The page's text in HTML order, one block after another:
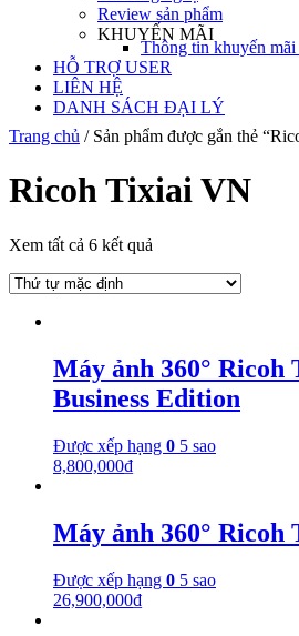
Review sản phẩm
KHUYẾN MÃI
Thông tin khuyến mãi
HỖ TRỢ USER
LIÊN HỆ
DANH SÁCH ĐẠI LÝ
Trang chủ / Sản phẩm được gắn thẻ
Ricoh Tixiai VN
Xem tất cả 6 kết quả
Máy ảnh 360° Ricoh
Business Edition
Được xếp hạng 0 5 sao
8,800,000₫
Máy ảnh 360° Ricoh
Được xếp hạng 0 5 sao
26,900,000₫